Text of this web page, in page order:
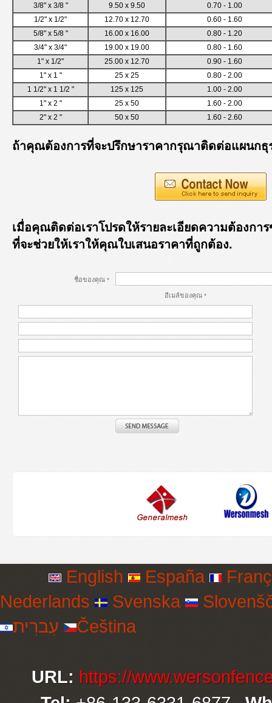
3/8" x 3/8 "
9.50 x 9.50
0.70 - 1.00
1/2" x 1/2"
12.70 x 12.70
0.60 - 1.60
5/8" x 5/8 "
16.00 x 16.00
0.80 - 1.20
3/4" x 3/4"
19.00 x 19.00
0.80 - 1.60
1" x 1/2"
25.00 x 12.70
0.90 - 1.60
1" x 1 "
25 x 25
0.80 - 2.00
1 1/2" x 1 1/2 "
125 x 125
1.00 - 2.00
1" x 2 "
25 x 50
1.60 - 2.00
2" x 2 "
50 x 50 1.60 - 2.60
ถ้าคุณต้องการที่จะปรึกษาราคากรุณาติดต่อแผนกธุ
เมื่อคุณติดต่อเราโปรดให้รายละเอียดความต้องกา
ที่จะช่วยให้เราให้คุณใบเสนอราคาที่ถูกต้อง.
ชื่อของคุณ *
อีเมล์ของคุณ *
English España
Nederlands
Svenska
עִברִית
Čeština
URL: https://